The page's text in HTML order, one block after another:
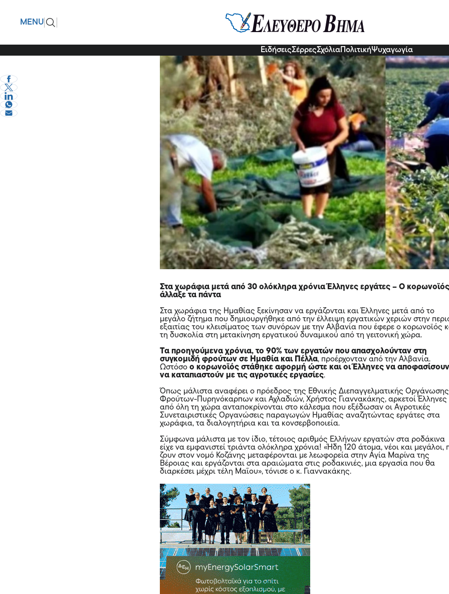
MENU
ΕιδήσειςΣέρρεςΣχόλια ΠολιτικήΨυχαγωγία
Ευχάριστα νέα: Νέοι Έλληνες στα
φορά μετά από 30 χρόνια, φεύγουν οι
eVima Serres Team29 Οκτ 2022, 19:01
Στα χωράφια μετά από 30 ολόκληρα χρόνια Έλληνες εργάτες – Ο κορωνοϊός
άλλαξε τα πάντα
Στα χωράφια της Ημαθίας ξεκίνησαν να εργάζονται και Έλληνες μετά από το
μεγάλο ζήτημα που δημιουργήθηκε από την έλλειψη εργατικών χεριών στην
εξαιτίας του κλεισίματος των συνόρων με την Αλβανία που έφερε ο κορωνοϊός
τη δυσκολία στη μετακίνηση εργατικού δυναμικού από τη γειτονική χώρα.
Τα προηγούμενα χρόνια, το 90% των εργατών που απασχολούνταν στη
συγκομιδή φρούτων σε Ημαθία και Πέλλα, προέρχονταν από την Αλβανία.
Ωστόσοο κορωνοϊός στάθηκε αφορμή ώστε και οι Έλληνες να αποφασίσουν
να καταπιαστούν με τις αγροτικές εργασίες.
Όπως μάλιστα αναφέρει ο πρόεδρος της Εθνικής Διεπαγγελματικής Οργάνωσης
Φρούτων-Πυρηνόκαρπων και Αχλαδιών, Χρήστος Γιαννακάκης, αρκετοί Έλληνες
από όλη τη χώρα ανταποκρίνονται στο κάλεσμα που εξέδωσαν οι Αγροτικές
Συνεταιριστικές Οργανώσεις παραγωγών Ημαθίας αναζητώντας εργάτες στα
χωράφια, τα διαλογητήρια και τα κονσερβοποιεία.
Σύμφωνα μάλιστα με τον ίδιο, τέτοιος αριθμός Ελλήνων εργατών στα ροδάκινα
είχε να εμφανιστεί τριάντα ολόκληρα χρόνια! «Ήδη 120 άτομα, νέοι και μεγάλοι,
ζουν στον νομό Κοζάνης μεταφέρονται με λεωφορεία στην Αγία Μαρίνα της
Βέροιας και εργάζονται στα αραιώματα στις ροδακινιές, μια εργασία που θα
διαρκέσει μέχρι τέλη Μαΐου», τόνισε ο κ. Γιαννακάκης.